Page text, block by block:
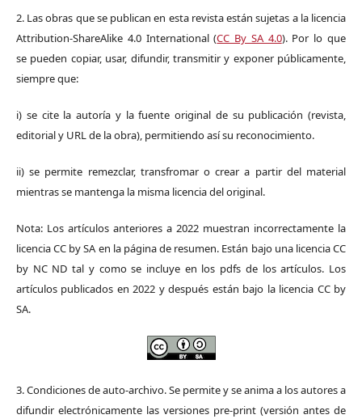
2. Las obras que se publican en esta revista están sujetas a la licencia
Attribution-ShareAlike 4.0 International (CC By SA 4.0). Por lo que
se pueden copiar, usar, difundir, transmitir y exponer públicamente,
siempre que:
i) se cite la autoría y la fuente original de su publicación (revista,
editorial y URL de la obra), permitiendo así su reconocimiento.
ii) se permite remezclar, transfromar o crear a partir del material
mientras se mantenga la misma licencia del original.
Nota: Los artículos anteriores a 2022 muestran incorrectamente la
licencia CC by SA en la página de resumen. Están bajo una licencia CC
by NC ND tal y como se incluye en los pdfs de los artículos. Los
artículos publicados en 2022 y después están bajo la licencia CC by
SA.
3. Condiciones de auto-archivo. Se permite y se anima a los autores a
difundir electrónicamente las versiones pre-print (versión antes de